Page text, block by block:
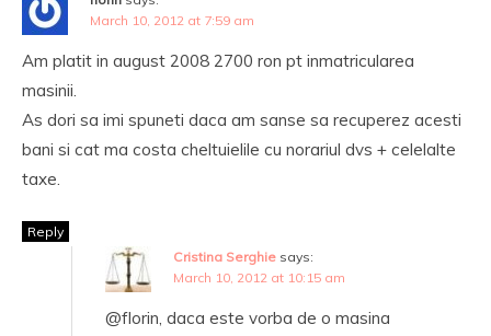
March 10, 2012 at 7:59 am
Am platit in august 2008 2700 ron pt inmatricularea
masinii.
As dori sa imi spuneti daca am sanse sa recuperez acesti
bani si cat ma costa cheltuielile cu norariul dvs + celelalte
taxe.
Reply
Cristina Serghie says:
March 10, 2012 at 10:15 am
@florin, daca este vorba de o masina